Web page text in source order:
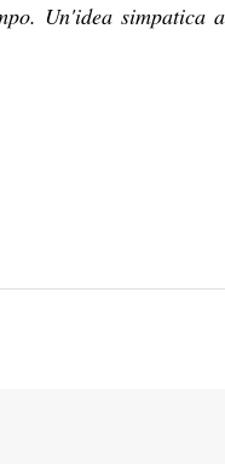
Un'idea simpatica